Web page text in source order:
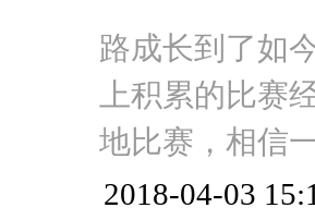
路成长到了如
上积累的比赛
地比赛，相信
2018-04-03